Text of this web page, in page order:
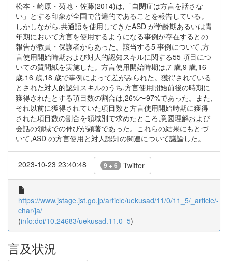
松本・崎原・菊地・佐藤(2014)は,「自閉症は方言を話さな
い」とする印象が全国で普遍的であることを報告している。
しかしながら,共通語を使用してきたASD が学齢期あるいは青
年期において方言を使用するようになる事例が存在するとの
報告が教員・保護者からあった。該当する5 事例について,方
言使用開始時期および対人的認知スキルに関する55 項目につ
いての質問紙を実施した。方言使用開始時期は,7 歳,9 歳,16
歳,16 歳,18 歳で事例によって差がみられた。獲得されている
とされた対人的認知スキルのうち,方言使用開始前後の時期に
獲得されたとする項目数の割合は,26%〜97%であった。また,
それ以前に獲得されていた項目数と方言使用開始時期に獲得
された項目数の割合を領域別で求めたところ,意図理解および
会話の領域での伸びが顕著であった。これらの結果にもとづ
いて,ASD の方言使用と対人認知の関連について議論した。
2023-10-23 23:40:48 9 + 6 Twitter
https://www.jstage.jst.go.jp/article/uekusad/11/0/11_5/_article/-
char/ja/
(info:doi/10.24683/uekusad.11.0_5)
言及状況